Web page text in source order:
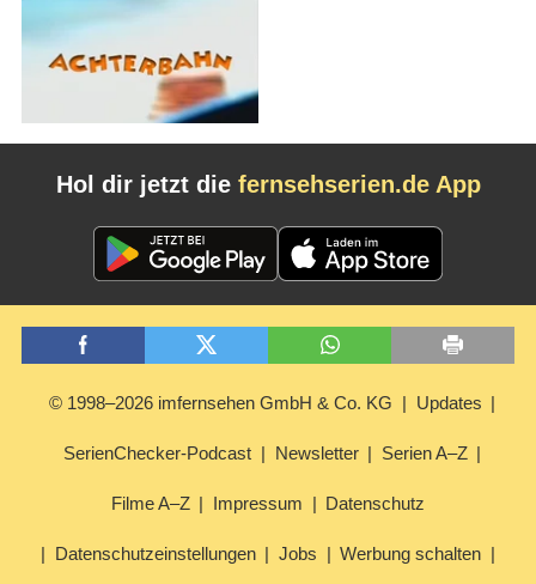
Hol dir jetzt die fernsehserien.de App
© 1998–2026 imfernsehen GmbH & Co. KG Updates
SerienChecker-Podcast Newsletter Serien A–Z
Filme A–Z Impressum Datenschutz
Datenschutzeinstellungen Jobs Werbung schalten